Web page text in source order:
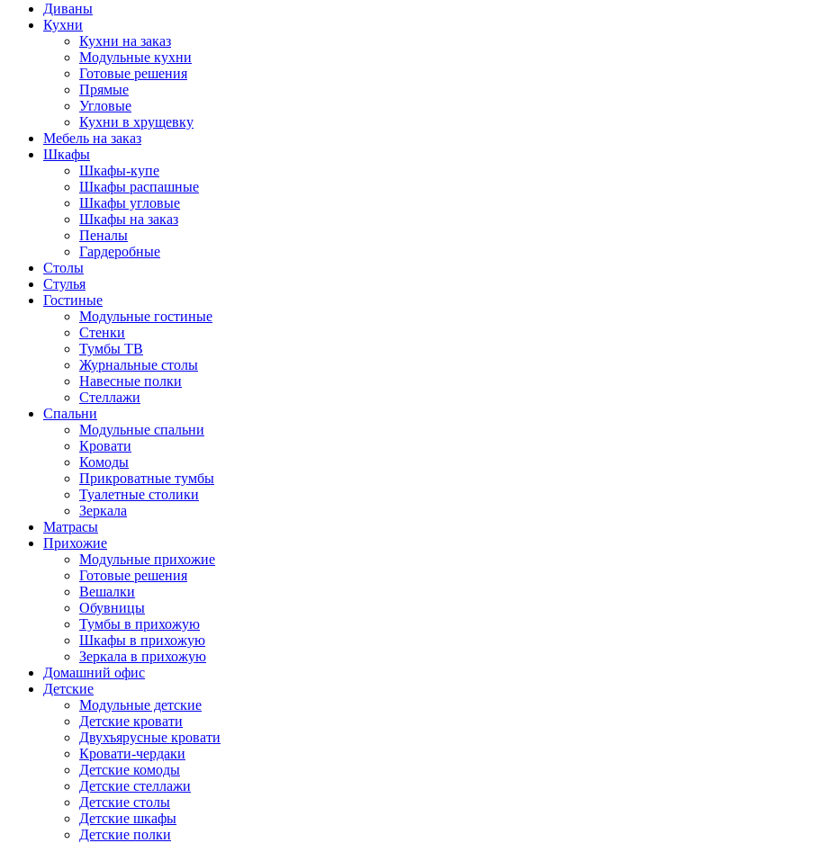
Диваны
Кухни
Кухни на заказ
Модульные кухни
Готовые решения
Прямые
Угловые
Кухни в хрущевку
Мебель на заказ
Шкафы
Шкафы-купе
Шкафы распашные
Шкафы угловые
Шкафы на заказ
Пеналы
Гардеробные
Столы
Стулья
Гостиные
Модульные гостиные
Стенки
Тумбы ТВ
Журнальные столы
Навесные полки
Стеллажи
Спальни
Модульные спальни
Кровати
Комоды
Прикроватные тумбы
Туалетные столики
Зеркала
Матрасы
Прихожие
Модульные прихожие
Готовые решения
Вешалки
Обувницы
Тумбы в прихожую
Шкафы в прихожую
Зеркала в прихожую
Домашний офис
Детские
Модульные детские
Детские кровати
Двухъярусные кровати
Кровати-чердаки
Детские комоды
Детские стеллажи
Детские столы
Детские шкафы
Детские полки